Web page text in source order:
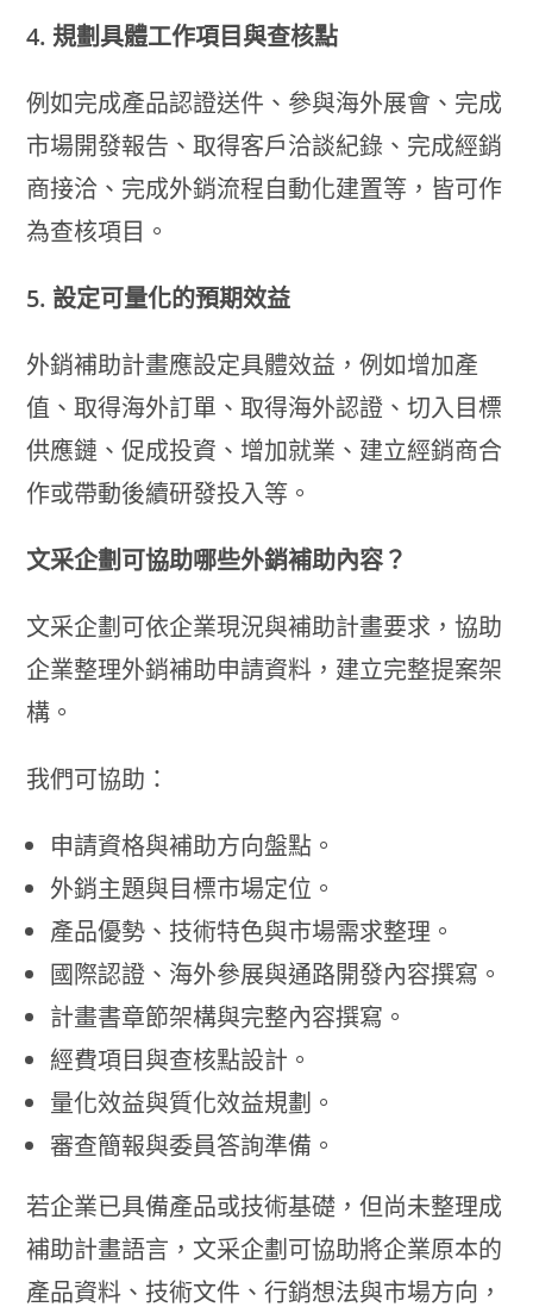
4. 規劃具體工作項目與查核點
例如完成產品認證送件、參與海外展會、完成
市場開發報告、取得客戶洽談紀錄、完成經銷
商接洽、完成外銷流程自動化建置等，皆可作
為查核項目。
5. 設定可量化的預期效益
外銷補助計畫應設定具體效益，例如增加產
值、取得海外訂單、取得海外認證、切入目標
供應鏈、促成投資、增加就業、建立經銷商合
作或帶動後續研發投入等。
文采企劃可協助哪些外銷補助內容？
文采企劃可依企業現況與補助計畫要求，協助
企業整理外銷補助申請資料，建立完整提案架
構。
我們可協助：
申請資格與補助方向盤點。
外銷主題與目標市場定位。
產品優勢、技術特色與市場需求整理。
國際認證、海外參展與通路開發內容撰寫。
計畫書章節架構與完整內容撰寫。
經費項目與查核點設計。
量化效益與質化效益規劃。
審查簡報與委員答詢準備。
若企業已具備產品或技術基礎，但尚未整理成
補助計畫語言，文采企劃可協助將企業原本的
產品資料、技術文件、行銷想法與市場方向，